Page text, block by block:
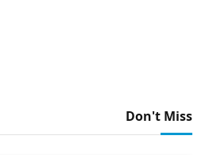
Don't Miss